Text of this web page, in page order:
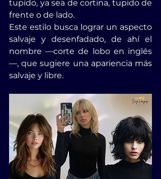
tupido, ya sea de cortina, tupido de
frente o de lado.
Este estilo busca lograr un aspecto
salvaje y desenfadado, de ahí el
nombre —corte de lobo en inglés
—, que sugiere una apariencia más
salvaje y libre.